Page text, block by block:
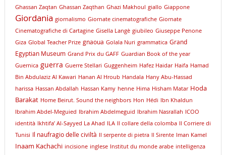
Ghassan Zaqtan Ghassan Zaqthan Ghazi Makhoul giallo Giappone
Giordania giornalismo Giornate cinematografiche Giornate
Cinematografiche di Cartagine Gisella Langè giubileo Giuseppe Penone
Giza Global Teacher Prize gnaoua Golala Nuri grammatica Grand
Egyptian Museum Grand Prix du GAFF Guardian Book of the year
Guernica guerra Guerre Stellari Guggenheim Hafez Haidar Haifa Hamad
Bin Abdulaziz Al Kawari Hanan Al Hroub Handala Hany Abu-Hassad
harissa Hassan Abdallah Hassan Kamy henne Hima Hisham Matar Hoda
Barakat Home Beirut. Sound the neighbors Hon Hédi Ibn Khaldun
Ibrahim Abdel-Meguied Ibrahim Abdelmeguid Ibrahim Nasrallah ICOO
identità Ikhtifa’ Al-Sayyed La Ahad ILA Il collare della colomba Il Corriere di
Tunisi Il naufragio delle civiltà Il serpente di pietra Il Sirente Iman Kamel
Inaam Kachachi incisione inglese Institut du monde arabe intelligenza